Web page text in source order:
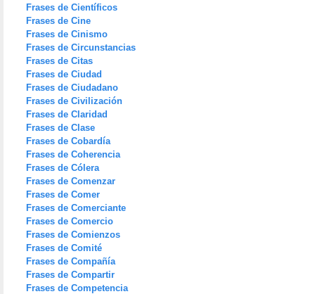
Frases de Científicos
Frases de Cine
Frases de Cinismo
Frases de Circunstancias
Frases de Citas
Frases de Ciudad
Frases de Ciudadano
Frases de Civilización
Frases de Claridad
Frases de Clase
Frases de Cobardía
Frases de Coherencia
Frases de Cólera
Frases de Comenzar
Frases de Comer
Frases de Comerciante
Frases de Comercio
Frases de Comienzos
Frases de Comité
Frases de Compañía
Frases de Compartir
Frases de Competencia